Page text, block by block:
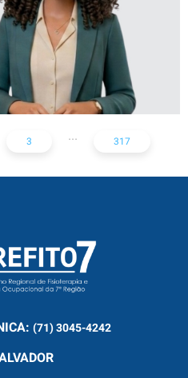
3 ... 317
(71) 3045-4242